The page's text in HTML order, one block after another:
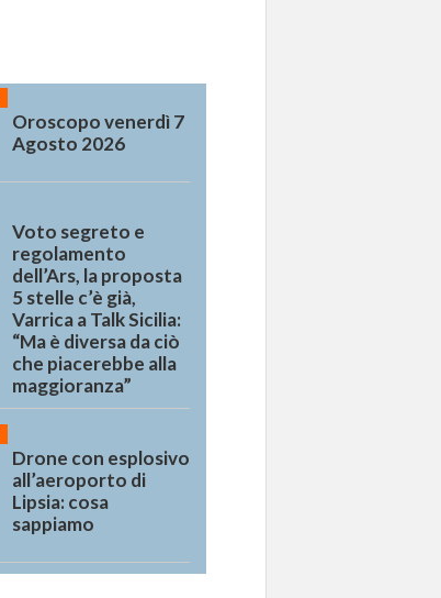
Oroscopo venerdì 7
Agosto 2026
Voto segreto e
regolamento
dell’Ars, la proposta
5 stelle c’è già,
Varrica a Talk Sicilia:
“Ma è diversa da ciò
che piacerebbe alla
maggioranza”
Drone con esplosivo
all’aeroporto di
Lipsia: cosa
sappiamo